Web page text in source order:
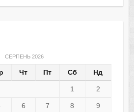
СЕРПЕНЬ 2026
Чт Пт Сб Нд
1 2
6 7 8 9